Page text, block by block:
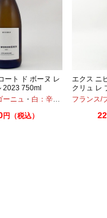
ート ド ボーヌ レ
2023 750ml
ーニュ ・ 白：辛口 シャルドネ
円（税込）
エクス ニ
クリュ レ
750ml
フランス/